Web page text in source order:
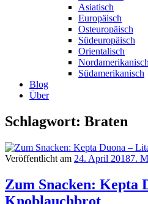
Asiatisch
Europäisch
Osteuropäisch
Südeuropäisch
Orientalisch
Nordamerikanisch
Südamerikanisch
Blog
Über
Schlagwort: Braten
Veröffentlicht am 24. April 20187.
Zum Snacken: Kepta
Knoblauchbrot